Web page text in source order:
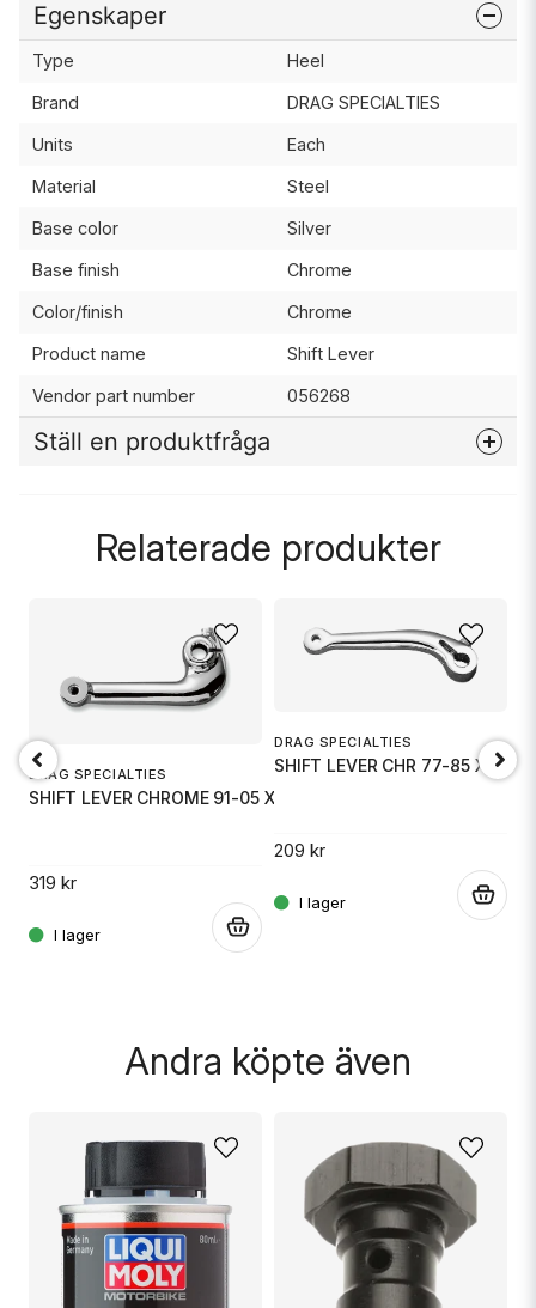
Egenskaper
Type Heel
Brand DRAG SPECIALTIES
Units Each
Material Steel
Base color Silver
Base finish Chrome
Color/finish Chrome
Product name Shift Lever
Vendor part number 056268
Ställ en produktfråga
Ja, ni får publicera min fråga
Skicka fråga
Relaterade produkter
DRAG SPECIALTIES
SHIFT LEVER CHROME 91-05 XL
319 kr
DRAG SPECIALTIES
SHIFT LEVER CHR 77-85 XL
209 kr
Andra köpte även